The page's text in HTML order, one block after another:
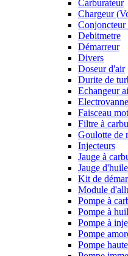
Carburateur
Chargeur
Conjoncteur
Debitmetre
Démarreur
Divers
Doseur d'air
Durite de
Echangeur
Faisceau
Filtre à
Goulotte de
Injecteurs
Jauge à
Jauge d'huile
Kit de
Module
Pompe à
Pompe à
Pompe à
Pompe
Pompe